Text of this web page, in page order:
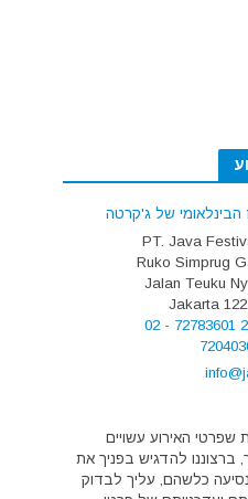
של ג'קרטה
PT. Java
Ruko Simprug
Jalan Teuku
Jakarta
האירוע עשויים
ברצוננו להדגיש בפניך את
נסיעה כלשהם, עליך לבדוק